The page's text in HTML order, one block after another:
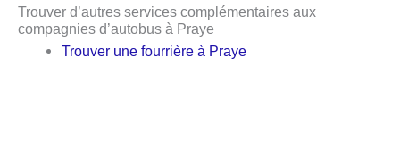
Trouver d’autres services complémentaires aux
compagnies d’autobus à Praye
Trouver une fourrière à Praye